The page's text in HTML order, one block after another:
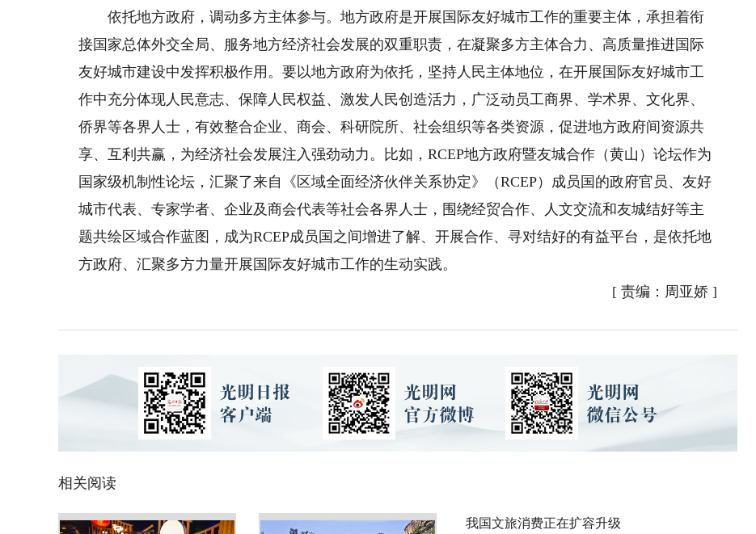
依托地方政府，调动多方主体参与。地方政府是开展国际友好城市工作的重要主体，承担着衔
接国家总体外交全局、服务地方经济社会发展的双重职责，在凝聚多方主体合力、高质量推进国际
友好城市建设中发挥积极作用。要以地方政府为依托，坚持人民主体地位，在开展国际友好城市工
作中充分体现人民意志、保障人民权益、激发人民创造活力，广泛动员工商界、学术界、文化界、
侨界等各界人士，有效整合企业、商会、科研院所、社会组织等各类资源，促进地方政府间资源共
享、互利共赢，为经济社会发展注入强劲动力。比如，RCEP地方政府暨友城合作（黄山）论坛作为
国家级机制性论坛，汇聚了来自《区域全面经济伙伴关系协定》（RCEP）成员国的政府官员、友好
城市代表、专家学者、企业及商会代表等社会各界人士，围绕经贸合作、人文交流和友城结好等主
题共绘区域合作蓝图，成为RCEP成员国之间增进了解、开展合作、寻对结好的有益平台，是依托地
方政府、汇聚多方力量开展国际友好城市工作的生动实践。
[ 责编：周亚娇 ]
相关阅读
我国文旅消费正在扩容升级